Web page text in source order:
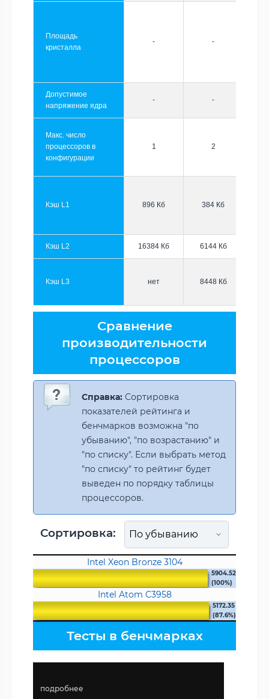
Площадь
кристалла
- -
Допустимое
напряжение ядра
- -
Макс. число
процессоров в
конфигурации
1 2
Кэш L1 896 Кб 384 Кб
Кэш L2 16384 Кб 6144 Кб
Кэш L3 нет 8448 Кб
Сравнение
производительности
процессоров
Справка: Сортировка
показателей рейтинга и
бенчмарков возможна "по
убыванию", "по возрастанию" и
"по списку". Если выбрать метод
"по списку" то рейтинг будет
выведен по порядку таблицы
процессоров.
Сортировка:
Intel Xeon Bronze 3104
5904.52
(100%)
Intel Atom C3958
5172.35
(87.6%)
Тесты в бенчмарках
подробнее